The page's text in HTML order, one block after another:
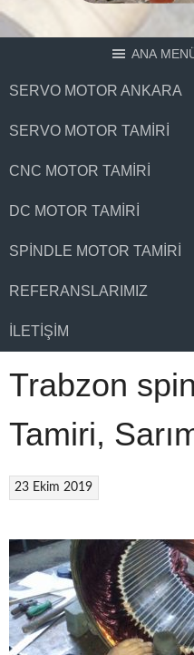
ANA
SERVO MOTOR ANKARA
SERVO MOTOR TAMIRI
CNC MOTOR TAMIRI
DC MOTOR TAMIRI
SPINDLE MOTOR TAMIRI
REFERANSLARIMIZ
İLETIŞIM
Trabzon
Tamiri,
23 Ekim 2019